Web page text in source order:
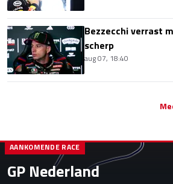
Bezzecchi verrast
scherp
aug 07, 18:40
GP Nederland
AANKOMENDE RACE